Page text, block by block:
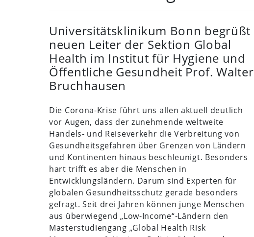
Universitätsklinikum Bonn begrüßt
neuen Leiter der Sektion Global
Health im Institut für Hygiene und
Öffentliche Gesundheit Prof. Walter
Bruchhausen
Die Corona-Krise führt uns allen aktuell deutlich
vor Augen, dass der zunehmende weltweite
Handels- und Reiseverkehr die Verbreitung von
Gesundheitsgefahren über Grenzen von Ländern
und Kontinenten hinaus beschleunigt. Besonders
hart trifft es aber die Menschen in
Entwicklungsländern. Darum sind Experten für
globalen Gesundheitsschutz gerade besonders
gefragt. Seit drei Jahren können junge Menschen
aus überwiegend „Low-Income“-Ländern den
Masterstudiengang „Global Health Risk